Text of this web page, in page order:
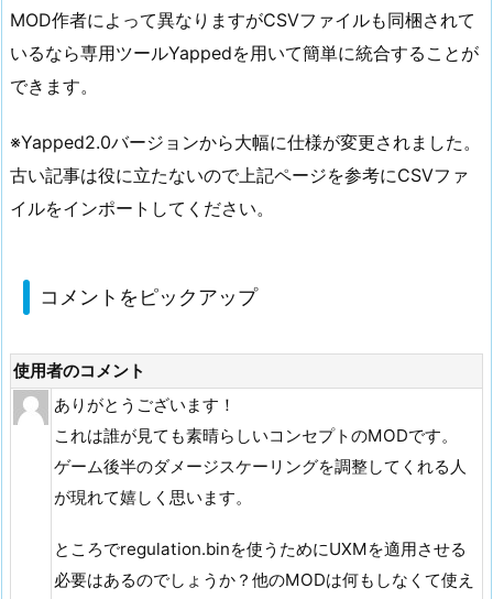
MOD作者によって異なりますがCSVファイルも同梱されて
いるなら専用ツールYappedを用いて簡単に統合することが
できます。
※Yapped2.0バージョンから大幅に仕様が変更されました。
古い記事は役に立たないので上記ページを参考にCSVファ
イルをインポートしてください。
コメントをピックアップ
使用者のコメント
ありがとうございます！
これは誰が見ても素晴らしいコンセプトのMODです。
ゲーム後半のダメージスケーリングを調整してくれる人
が現れて嬉しく思います。
ところでregulation.binを使うためにUXMを適用させる
必要はあるのでしょうか？他のMODは何もしなくて使え